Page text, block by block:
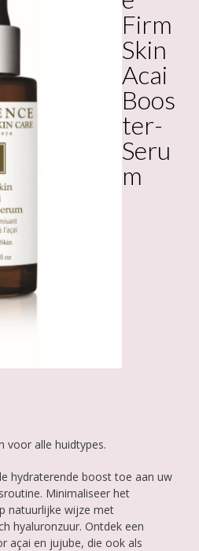
Firm
Skin
Acai
Boos
ter-
Seru
m
voor alle huidtypes.
hydraterende boost toe aan uw
Minimaliseer het
natuurlijke wijze met
hyaluronzuur. Ontdek een
açai en jujube, die ook als